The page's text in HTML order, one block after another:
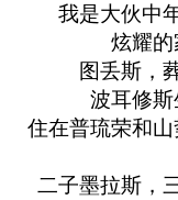
我是大伙中
炫耀
图丢斯，
波耳修斯
住在普琉荣和
二子墨拉斯，